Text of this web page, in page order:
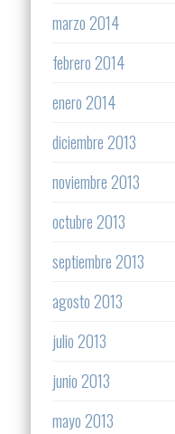
marzo 2014
febrero 2014
enero 2014
diciembre 2013
noviembre 2013
octubre 2013
septiembre 2013
agosto 2013
julio 2013
junio 2013
mayo 2013